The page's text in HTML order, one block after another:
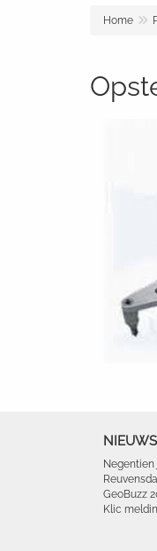
Home
Negentien
GeoBuzz
Klic